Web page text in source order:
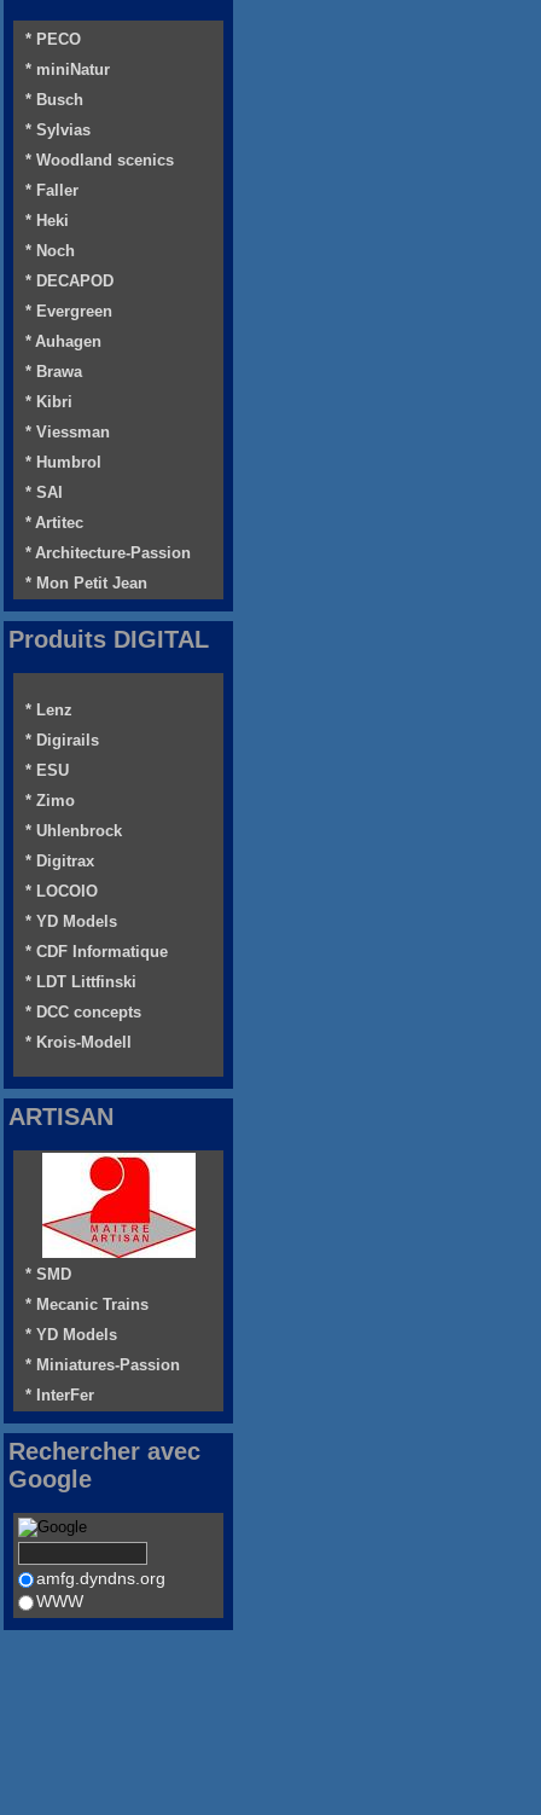
* PECO
* miniNatur
* Busch
* Sylvias
* Woodland scenics
* Faller
* Heki
* Noch
* DECAPOD
* Evergreen
* Auhagen
* Brawa
* Kibri
* Viessman
* Humbrol
* SAI
* Artitec
* Architecture-Passion
* Mon Petit Jean
Produits DIGITAL
* Lenz
* Digirails
* ESU
* Zimo
* Uhlenbrock
* Digitrax
* LOCOIO
* YD Models
* CDF Informatique
* LDT Littfinski
* DCC concepts
* Krois-Modell
ARTISAN
* SMD
* Mecanic Trains
* YD Models
* Miniatures-Passion
* InterFer
Rechercher avec
Google
amfg.dyndns.org
WWW